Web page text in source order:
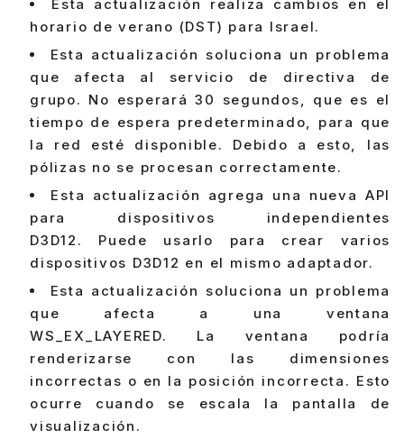
Esta actualización realiza cambios en el
horario de verano (DST) para Israel.
Esta actualización soluciona un problema
que afecta al servicio de directiva de
grupo. No esperará 30 segundos, que es el
tiempo de espera predeterminado, para que
la red esté disponible. Debido a esto, las
pólizas no se procesan correctamente.
Esta actualización agrega una nueva API
para dispositivos independientes
D3D12. Puede usarlo para crear varios
dispositivos D3D12 en el mismo adaptador.
Esta actualización soluciona un problema
que afecta a una ventana
WS_EX_LAYERED. La ventana podría
renderizarse con las dimensiones
incorrectas o en la posición incorrecta. Esto
ocurre cuando se escala la pantalla de
visualización.